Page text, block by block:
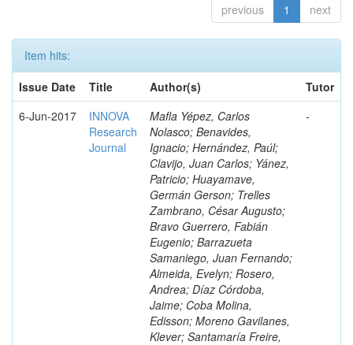
previous 1 next
Item hits:
Issue Date
Title Author(s)
Tutor
6-Jun-2017
INNOVA
Research
Journal
Mafla Yépez, Carlos
Nolasco; Benavides,
Ignacio; Hernández, Paúl;
Clavijo, Juan Carlos; Yánez,
Patricio; Huayamave,
Germán Gerson; Trelles
Zambrano, César Augusto;
Bravo Guerrero, Fabián
Eugenio; Barrazueta
Samaniego, Juan Fernando;
Almeida, Evelyn; Rosero,
Andrea; Díaz Córdoba,
Jaime; Coba Molina,
Edisson; Moreno Gavilanes,
Klever; Santamaría Freire,
-